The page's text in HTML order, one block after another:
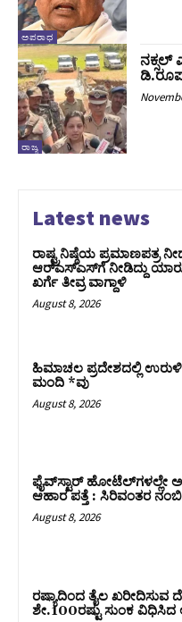
ಅಪರಾಧ
ರಾಜ್ಯ
ನಕ್ಸಲ್‌
Latest news
ರಾಷ್ಟ್ರನಿಷ್ಠೆಯ ಪ್ರಮಾಣಪತ್ರ
ಆರ್‌ಎಸ್‌ಎಸ್‌ಗೆ ನೀಡಿದ್ದು
ಖರ್ಗೆ ತೀವ್ರ ವಾಗ್ದಾಳಿ
August 8, 2026
ಹಿಮಾಚಲ ಪ್ರದೇಶದಲ್ಲಿ
ಮಂದಿ *ವು
August 8, 2026
ಫೈವ್‌ಸ್ಟಾರ್ ಹೋಟೆಲ್‌ಗಳಲ್ಲೇ
ಆಹಾರ ಪತ್ತೆ : ಸಿರಿವಂತರ
August 8, 2026
ರಷ್ಯಾದಿಂದ ತೈಲ ಖರೀದಿಸುವ
ಶೇ.100ರಷ್ಟು ಸುಂಕ